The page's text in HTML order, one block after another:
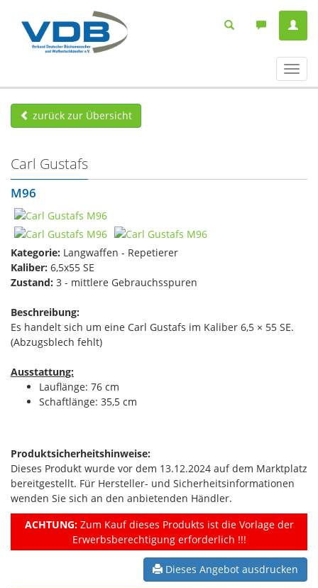
ein-/
zurück zur Übersicht
Carl Gustafs
M96
Kategorie: Langwaffen - Repetierer
Kaliber: 6,5x55 SE
Zustand: 3 - mittlere Gebrauchsspuren
Beschreibung:
Es handelt sich um eine Carl Gustafs im Kaliber 6,5 × 55 SE.
(Abzugsblech fehlt)
Ausstattung:
Lauflänge: 76 cm
Schaftlänge: 35,5 cm
Produktsicherheitshinweise:
Dieses Produkt wurde vor dem 13.12.2024 auf dem Marktplatz
bereitgestellt. Für Hersteller- und Sicherheitsinformationen
wenden Sie sich an den anbietenden Händler.
ACHTUNG:Zum Kauf dieses Produkts ist die Vorlage der
Erwerbsberechtigung erforderlich !!!
Dieses Angebot ausdrucken